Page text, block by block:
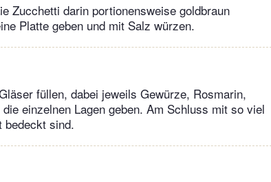
Zucchetti darin portionensweise goldbraun
Platte geben und mit Salz würzen.
füllen, dabei jeweils Gewürze, Rosmarin,
einzelnen Lagen geben. Am Schluss mit so viel
bedeckt sind.